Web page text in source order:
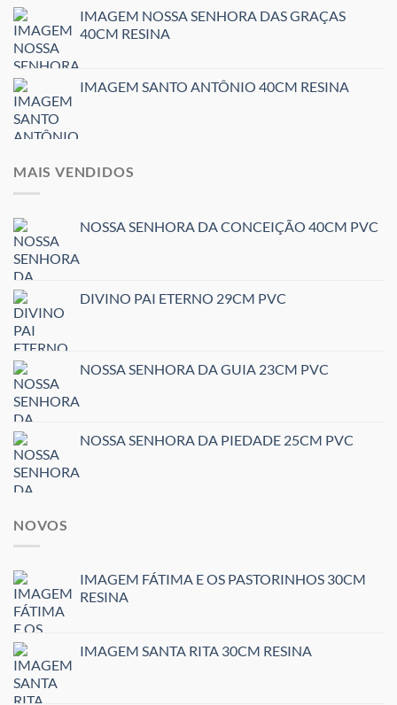
IMAGEM NOSSA SENHORA DAS GRAÇAS
40CM RESINA
IMAGEM SANTO ANTÔNIO 40CM RESINA
MAIS VENDIDOS
NOSSA SENHORA DA CONCEIÇÃO 40CM PVC
DIVINO PAI ETERNO 29CM PVC
NOSSA SENHORA DA GUIA 23CM PVC
NOSSA SENHORA DA PIEDADE 25CM PVC
NOVOS
IMAGEM FÁTIMA E OS PASTORINHOS 30CM
RESINA
IMAGEM SANTA RITA 30CM RESINA